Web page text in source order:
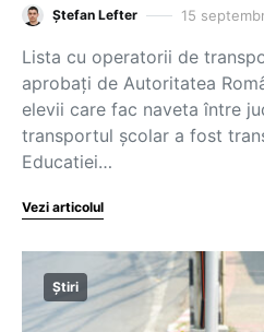
Ștefan Lefter 15
Lista cu operatorii de
aprobați de Autoritatea
elevii care fac naveta între
transportul școlar a fost
Educatiei…
Vezi articolul
Știri